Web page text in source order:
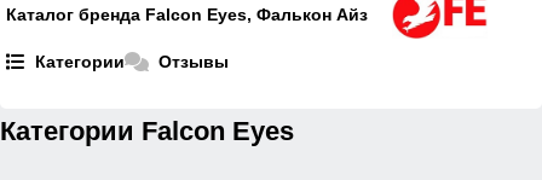
Каталог бренда Falcon Eyes, Фалькон Айз
Категории Отзывы
Категории Falcon Eyes